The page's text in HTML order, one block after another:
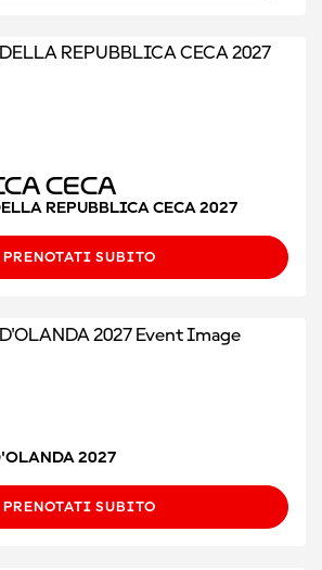
Ceca
REPUBBLICA CECA 2027
PRENOTATI SUBITO
2027
PRENOTATI SUBITO